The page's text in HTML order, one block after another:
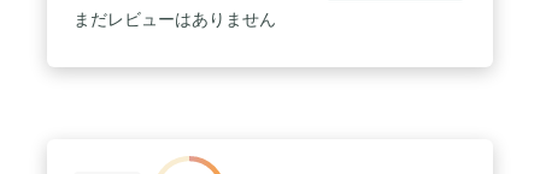
まだレビューはありません